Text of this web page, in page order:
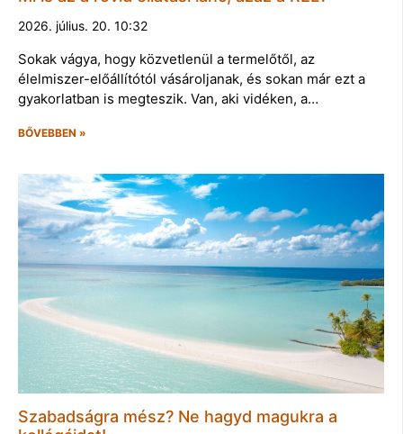
2026. július. 20. 10:32
Sokak vágya, hogy közvetlenül a termelőtől, az
élelmiszer-előállítótól vásároljanak, és sokan már ezt a
gyakorlatban is megteszik. Van, aki vidéken, a…
BŐVEBBEN »
Szabadságra mész? Ne hagyd magukra a